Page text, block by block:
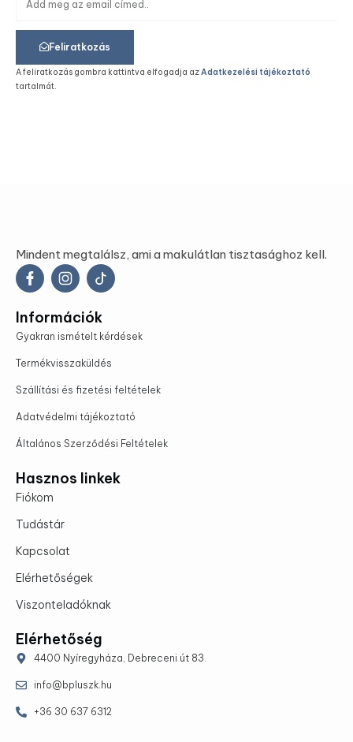
Feliratkozás
A feliratkozás gombra kattintva elfogadja azAdatkezelési tájékoztató
tartalmát.
Mindent megtalálsz, ami a makulátlan tisztasághoz kell.
Információk
Gyakran ismételt kérdések
Termékvisszaküldés
Szállítási és fizetési feltételek
Adatvédelmi tájékoztató
Általános Szerződési Feltételek
Hasznos linkek
Fiókom
Tudástár
Kapcsolat
Elérhetőségek
Viszonteladóknak
Elérhetőség
4400 Nyíregyháza, Debreceni út 83.
info@bpluszk.hu
+36 30 637 6312